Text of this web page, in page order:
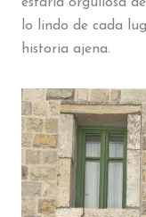
lo lindo de cada
historia ajena.